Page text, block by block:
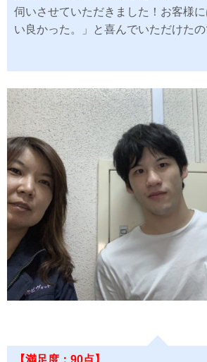
伺いさせていただきました！お客様
い良かった。」と喜んでいただけたの
【満足度：90点】